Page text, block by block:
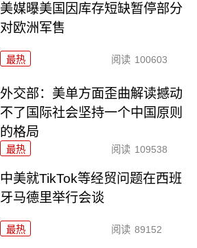
美媒曝美国因库存短缺暂停部分
对欧洲军售
最热 阅读 100603
外交部：美单方面歪曲解读撼动
不了国际社会坚持一个中国原则
的格局
最热 阅读 109538
中美就TikTok等经贸问题在西班
牙马德里举行会谈
最热 阅读 89152